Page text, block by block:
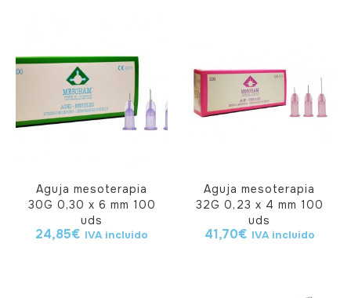
Aguja mesoterapia
30G 0,30 x 6 mm 100
uds
24,85€ IVA incluido
Aguja mesoterapia
32G 0,23 x 4 mm 100
uds
41,70€ IVA incluido